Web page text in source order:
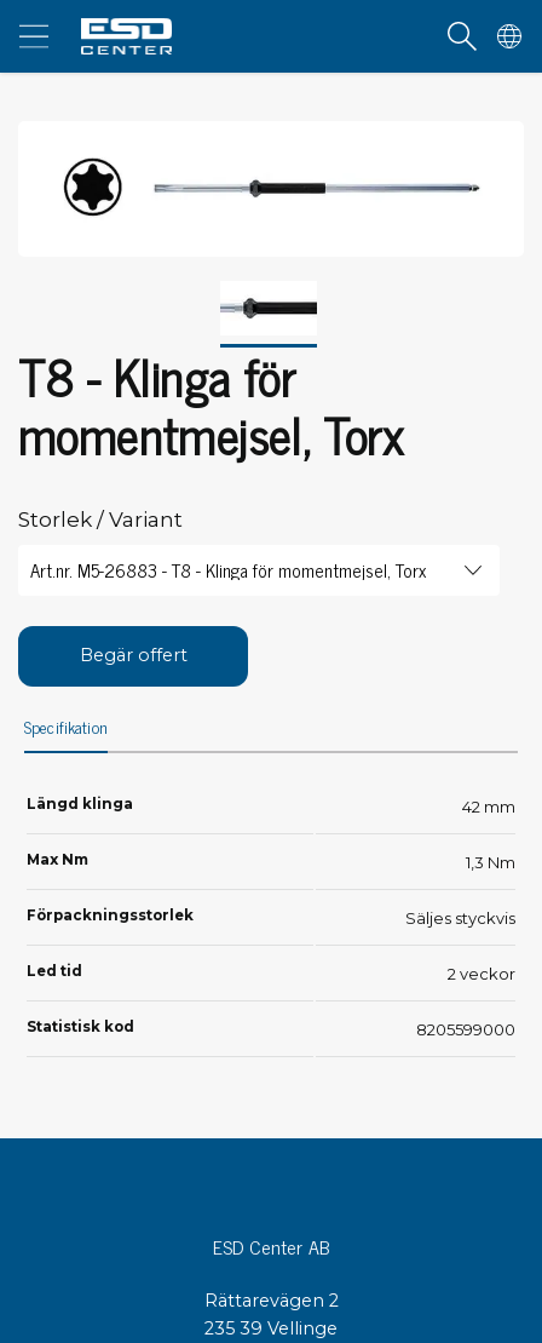
T8 - Klinga för
momentmejsel, Torx
Storlek / Variant
Begär offert
Specifikation
Längd klinga 42 mm
Max Nm 1,3 Nm
Förpackningsstorlek Säljes styckvis
Led tid 2 veckor
Statistisk kod 8205599000
ESD Center AB
Rättarevägen 2
235 39 Vellinge